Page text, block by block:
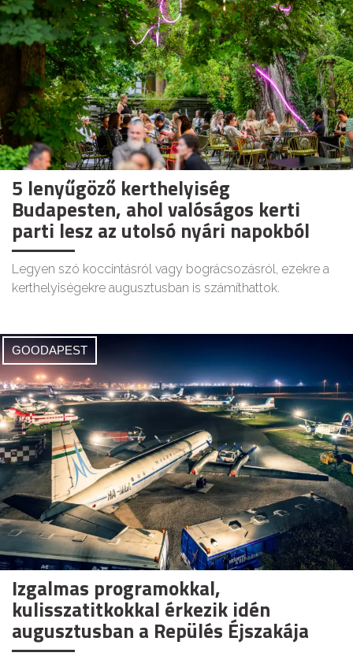
5 lenyűgöző kerthelyiség
Budapesten, ahol valóságos kerti
parti lesz az utolsó nyári napokból
Legyen szó koccintásról vagy bográcsozásról, ezekre a
kerthelyiségekre augusztusban is számíthattok.
GOODAPEST
Izgalmas programokkal,
kulisszatitkokkal érkezik idén
augusztusban a Repülés Éjszakája